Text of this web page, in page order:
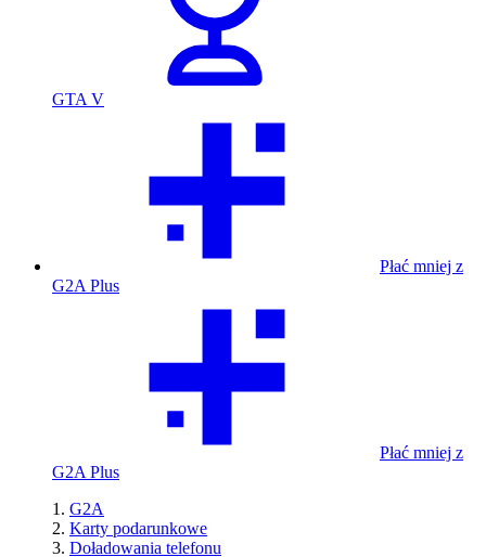
GTA V
Płać mniej z
G2A Plus
Płać mniej z
G2A Plus
G2A
Karty podarunkowe
Doładowania telefonu